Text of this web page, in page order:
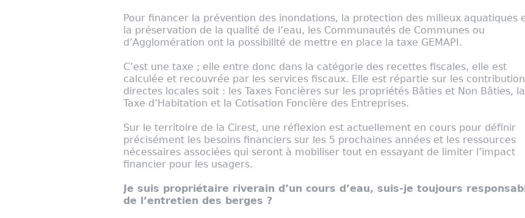
Pour financer la prévention des inondations, la protection des milieux aquatiques
la préservation de la qualité de l’eau, les Communautés de Communes ou
d’Agglomération ont la possibilité de mettre en place la taxe GEMAPI.
C’est une taxe ; elle entre donc dans la catégorie des recettes fiscales, elle est
calculée et recouvrée par les services fiscaux. Elle est répartie sur les
directes locales soit : les Taxes Foncières sur les propriétés Bâties et Non Bâties, la
Taxe d’Habitation et la Cotisation Foncière des Entreprises.
Sur le territoire de la Cirest, une réflexion est actuellement en cours pour définir
précisément les besoins financiers sur les 5 prochaines années et les ressources
nécessaires associées qui seront à mobiliser tout en essayant de limiter l’impact
financier pour les usagers.
Je suis propriétaire riverain d’un cours d’eau, suis-je toujours
de l’entretien des berges ?